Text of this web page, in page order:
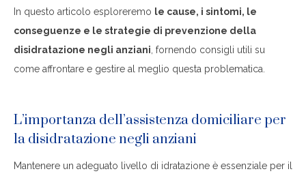
In questo articolo esploreremo le cause, i sintomi, le
conseguenze e le strategie di prevenzione della
disidratazione negli anziani , fornendo consigli utili su
come affrontare e gestire al meglio questa problematica.
L’importanza dell’assistenza domiciliare per
la disidratazione negli anziani
Mantenere un adeguato livello di idratazione è essenziale per il